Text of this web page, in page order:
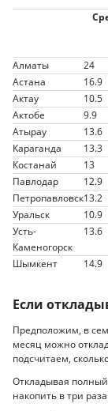
Алматы
24
Астана
16.9
Актау
10.5
Актобе
9.9
Атырау
13.6
Караганда
13.3
Костанай
13
Павлодар
12.9
Петропавловск13.2
Уральск
10.9
Усть-
Каменогорск
13.6
Шымкент 14.9
Если
Предположим, в
месяц можно
подсчитаем,
Откладывая
накопить в три